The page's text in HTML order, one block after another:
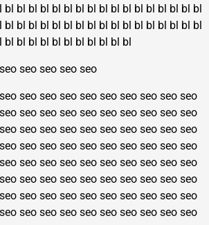
bl bl bl bl bl bl bl bl bl bl bl bl bl bl bl bl bl
bl bl bl bl bl bl bl bl bl bl bl bl bl bl bl bl bl
bl bl bl bl bl bl bl bl bl bl bl
seo seo seo seo seo
seo seo seo seo seo seo seo seo seo seo
seo seo seo seo seo seo seo seo seo seo
seo seo seo seo seo seo seo seo seo seo
seo seo seo seo seo seo seo seo seo seo
seo seo seo seo seo seo seo seo seo seo
seo seo seo seo seo seo seo seo seo seo
seo seo seo seo seo seo seo seo seo seo
seo seo seo seo seo seo seo seo seo seo